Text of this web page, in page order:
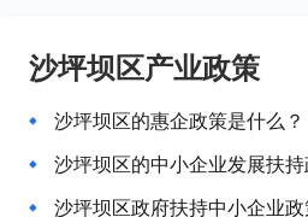
沙坪坝区产业政策
沙坪坝区的惠企政策是什么？
沙坪坝区的中小企业发展扶
沙坪坝区政府扶持中小企业